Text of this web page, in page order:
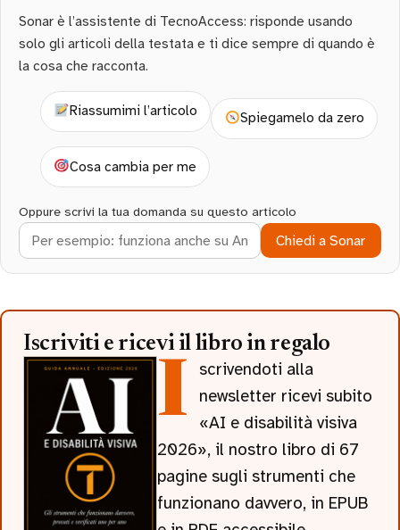
Sonar è l’assistente di TecnoAccess: risponde usando
solo gli articoli della testata e ti dice sempre di quando è
la cosa che racconta.
Riassumimi l’articolo Spiegamelo da zero
Cosa cambia per me
Oppure scrivi la tua domanda su questo articolo
Chiedi a Sonar
Iscriviti e ricevi il libro in regalo
Iscrivendoti alla
newsletter ricevi subito
«AI e disabilità visiva
2026», il nostro libro di 67
pagine sugli strumenti che
funzionano davvero, in EPUB